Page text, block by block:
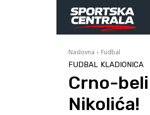
Naslovna Fudbal
FUDBAL KLADIONICA
Crno-
Nikolića!